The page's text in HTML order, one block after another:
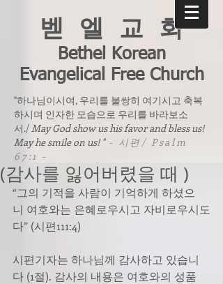
벧 엘 교 회
Bethel Korean
Evangelical Free Church
"하나님이시여, 우리를 불쌍히 여기시고 축복
하시며 인자한 모습으로 우리를 바라보소
서./May God show us his favor and bless us!
May he smile on us! " - 시편/ Psalm
67:1 -
(감사를 잃어버렸을 때 )
“그의 기적을 사람이 기억하게 하셨으
니 여호와는 은혜로우시고 자비로우시도
다” (시편111:4)
시편기자는 하나님께 감사하고 있습니
다 (1절). 감사의 내용은 여호와의 성품